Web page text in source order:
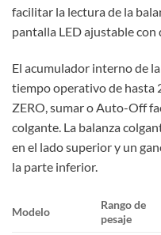
facilitar la lectura de la
pantalla LED ajustable con
El acumulador interno de
tiempo operativo de hasta
ZERO, sumar o Auto-Off
colgante. La balanza
en el lado superior y un
la parte inferior.
Modelo
Rango de
pesaje